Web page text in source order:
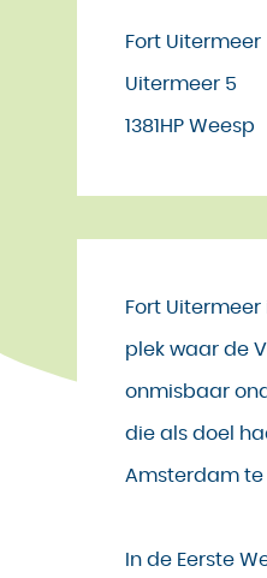
Fort Uitermeer
Uitermeer 5
1381HP Weesp
Fort
plek waar de
onmisbaar
die als doel
Amsterdam
In de Eerste